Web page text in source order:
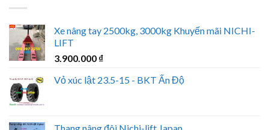
Xe nâng tay 2500kg, 3000kg Khuyến mãi NICHI-
LIFT
3.900.000 ₫
Vỏ xúc lật 23.5-15 - BKT Ấn Độ